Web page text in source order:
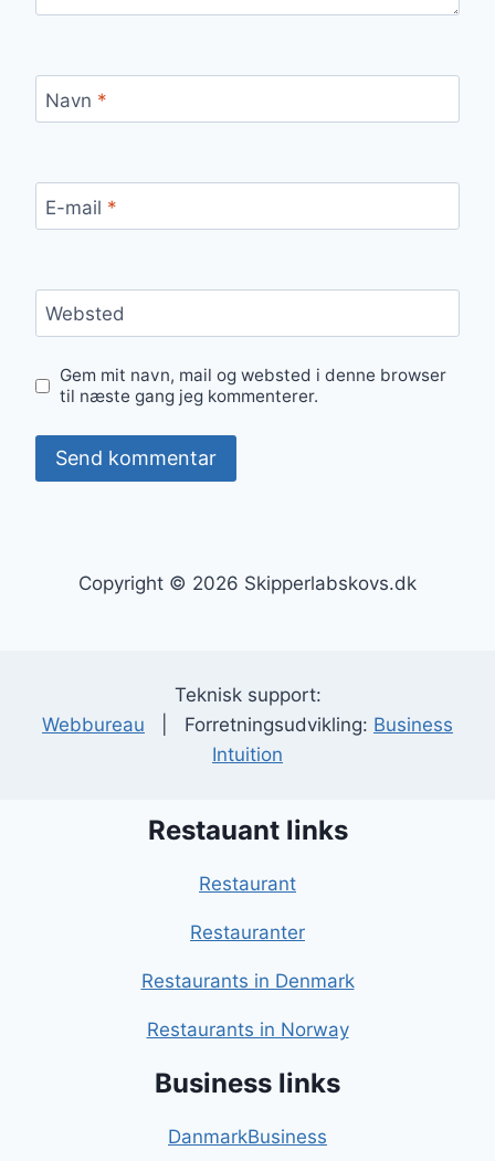
Navn *
E-mail *
Websted
Gem mit navn, mail og websted i denne browser
til næste gang jeg kommenterer.
Copyright © 2026 Skipperlabskovs.dk
Teknisk support:
Webbureau | Forretningsudvikling: Business
Intuition
Restauant links
Restaurant
Restauranter
Restaurants in Denmark
Restaurants in Norway
Business links
DanmarkBusiness